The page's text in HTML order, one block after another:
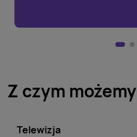
Z czym
Telewizja